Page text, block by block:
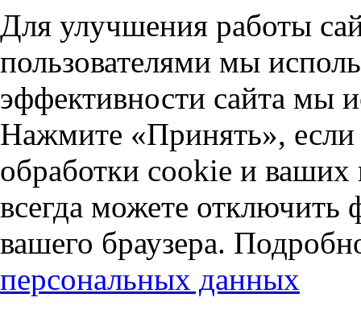
Для улучшения работы
пользователями мы
эффективности сайта мы
Нажмите «Принять», если
обработки cookie и
всегда можете отключить
вашего браузера.
персональных данных